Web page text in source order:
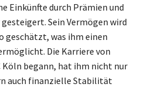
Einkünfte durch Prämien und
Sein Vermögen wird
geschätzt, was ihm einen
Die Karriere von
Köln begann, hat ihm nicht nur
auch finanzielle Stabilität